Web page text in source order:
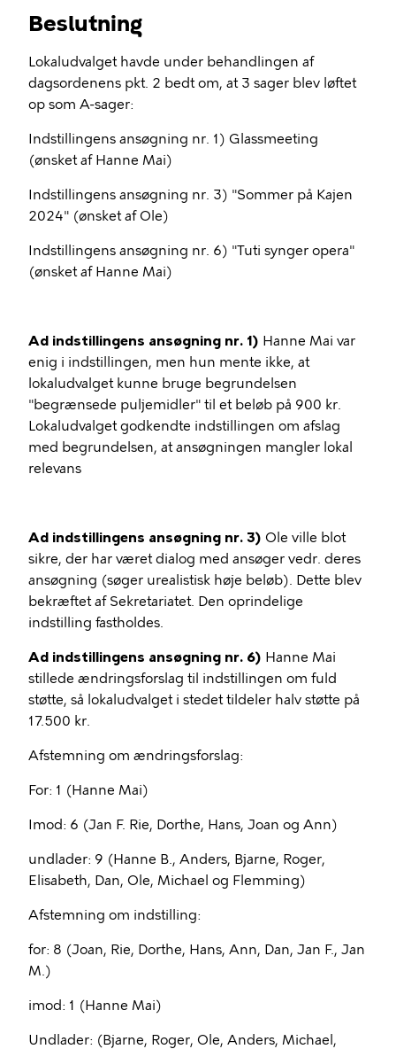
Beslutning
Lokaludvalget havde under behandlingen af
dagsordenens pkt. 2 bedt om, at 3 sager blev løftet
op som A-sager:
Indstillingens ansøgning nr. 1) Glassmeeting
(ønsket af Hanne Mai)
Indstillingens ansøgning nr. 3) "Sommer på Kajen
2024" (ønsket af Ole)
Indstillingens ansøgning nr. 6) "Tuti synger opera"
(ønsket af Hanne Mai)
Ad indstillingens ansøgning nr. 1) Hanne Mai var
enig i indstillingen, men hun mente ikke, at
lokaludvalget kunne bruge begrundelsen
"begrænsede puljemidler" til et beløb på 900 kr.
Lokaludvalget godkendte indstillingen om afslag
med begrundelsen, at ansøgningen mangler lokal
relevans
Ad indstillingens ansøgning nr. 3) Ole ville blot
sikre, der har været dialog med ansøger vedr. deres
ansøgning (søger urealistisk høje beløb). Dette blev
bekræftet af Sekretariatet. Den oprindelige
indstilling fastholdes.
Ad indstillingens ansøgning nr. 6) Hanne Mai
stillede ændringsforslag til indstillingen om fuld
støtte, så lokaludvalget i stedet tildeler halv støtte på
17.500 kr.
Afstemning om ændringsforslag:
For: 1 (Hanne Mai)
Imod: 6 (Jan F. Rie, Dorthe, Hans, Joan og Ann)
undlader: 9 (Hanne B., Anders, Bjarne, Roger,
Elisabeth, Dan, Ole, Michael og Flemming)
Afstemning om indstilling:
for: 8 (Joan, Rie, Dorthe, Hans, Ann, Dan, Jan F., Jan
M.)
imod: 1 (Hanne Mai)
Undlader: (Bjarne, Roger, Ole, Anders, Michael,